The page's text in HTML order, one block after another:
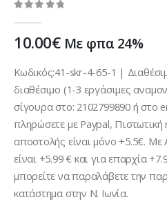
10.00€ Με φπα 24%
Κωδικός:41-skr-4-65-1 |
διαθέσιμο (1-3 εργάσιμες
σίγουρα στο: 2102799890 ή στο
πληρώσετε με Paypal,
αποστολής είναι μόνο +5.5€. Με
είναι +5.99 € και για επαρχία
μπορείτε να παραλάβετε την
κατάστημα στην Ν. Ιωνία.